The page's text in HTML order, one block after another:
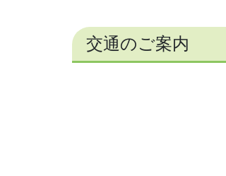
交通のご案内